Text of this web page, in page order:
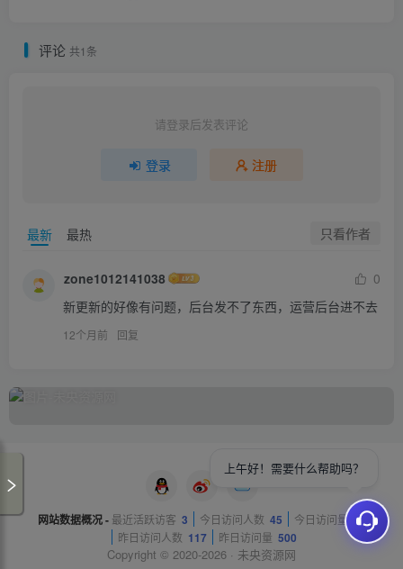
评论 共1条
请登录后发表评论
登录 注册
最新 最热 只看作者
zone1012141038
0
新更新的好像有问题，后台发不了东西，运营后台进不去
12个月前 回复
网站数据概况 - 最近活跃访客 3 今日访问人数 45 今日访问量 81
昨日访问人数 117 昨日访问量 500
Copyright © 2020-2026 · 未央资源网
上午好！需要什么帮助吗？